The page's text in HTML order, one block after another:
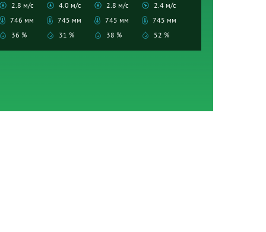
2.8 м/с
746 мм
36 %
4.0 м/с
745 мм
31 %
2.8 м/с
745 мм
38 %
2.4 м/с
745 мм
52 %